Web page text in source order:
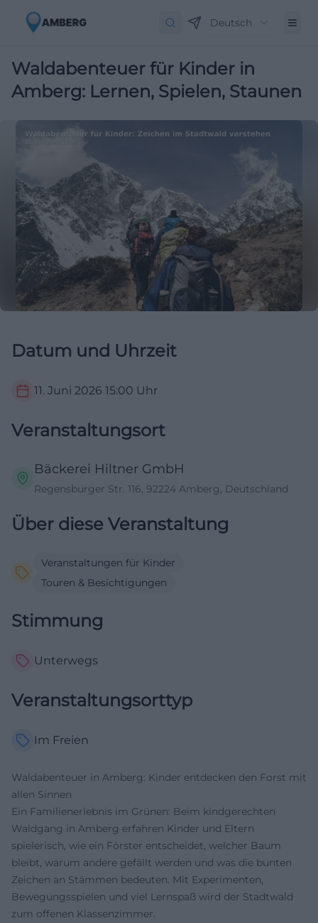
Deutsch
Waldabenteuer für Kinder in
Amberg: Lernen, Spielen, Staunen
Datum und Uhrzeit
11. Juni 2026 15:00 Uhr
Veranstaltungsort
Bäckerei Hiltner GmbH
Regensburger Str. 116, 92224 Amberg, Deutschland
Über diese Veranstaltung
Veranstaltungen für Kinder
Touren & Besichtigungen
Stimmung
Unterwegs
Veranstaltungsorttyp
Im Freien
Waldabenteuer in Amberg: Kinder entdecken den Forst mit
allen Sinnen
Ein Familienerlebnis im Grünen: Beim kindgerechten
Waldgang in Amberg erfahren Kinder und Eltern
spielerisch, wie ein Förster entscheidet, welcher Baum
bleibt, warum andere gefällt werden und was die bunten
Zeichen an Stämmen bedeuten. Mit Experimenten,
Bewegungsspielen und viel Lernspaß wird der Stadtwald
zum offenen Klassenzimmer.